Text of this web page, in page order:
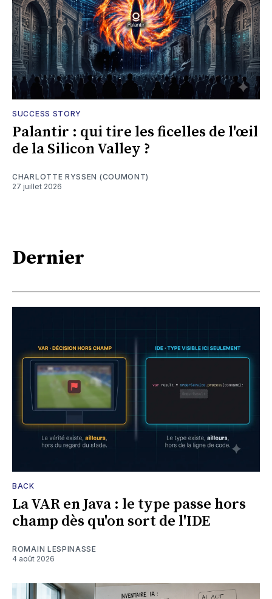
SUCCESS STORY
Palantir : qui tire les ficelles de l'œil
de la Silicon Valley ?
CHARLOTTE RYSSEN (COUMONT)
27 juillet 2026
Dernier
BACK
La VAR en Java : le type passe hors
champ dès qu'on sort de l'IDE
ROMAIN LESPINASSE
4 août 2026